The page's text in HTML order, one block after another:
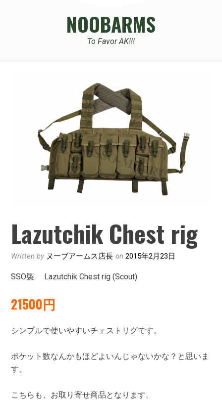
NOOBARMS
To Favor AK!!!
Lazutchik Chest rig
Written by ヌーブアームス店長 on2015年2月23日
SSO製 Lazutchik Chest rig (Scout)
21500円
シンプルで使いやすいチェストリグです。
ポケット数なんかもほどよいんじゃないかな？と思いま
す。
こちらも、お取り寄せ商品となります。